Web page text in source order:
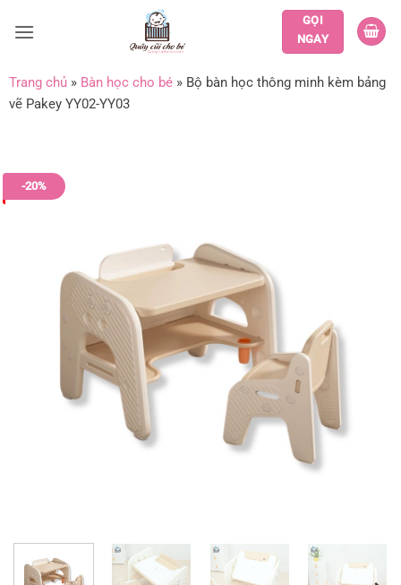
qua
dung
GỌI
NGAY
Trang chủ» Bàn học cho bé» Bộ bàn học thông minh kèm bảng
vẽ Pakey YY02-YY03
-20%